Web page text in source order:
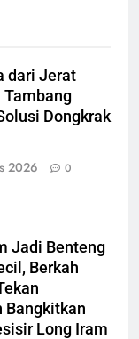
dari Jerat
Tambang
Dongkrak
2026 0
Jadi Benteng
Berkah
Bangkitkan
Long Iram